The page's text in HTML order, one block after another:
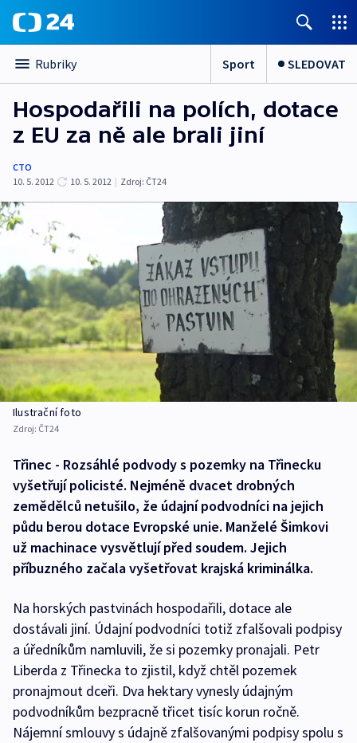
Rubriky Sport SLEDOVAT
Hospodařili na polích, dotace
z EU za ně ale brali jiní
CTO
10. 5. 2012
10. 5. 2012 | Zdroj: ČT24
Ilustrační foto
Zdroj: ČT24
Třinec - Rozsáhlé podvody s pozemky na Třinecku
vyšetřují policisté. Nejméně dvacet drobných
zemědělců netušilo, že údajní podvodníci na jejich
půdu berou dotace Evropské unie. Manželé Šimkovi
už machinace vysvětlují před soudem. Jejich
příbuzného začala vyšetřovat krajská kriminálka.
Na horských pastvinách hospodařili, dotace ale
dostávali jiní. Údajní podvodníci totiž zfalšovali podpisy
a úředníkům namluvili, že si pozemky pronajali. Petr
Liberda z Třinecka to zjistil, když chtěl pozemek
pronajmout dceři. Dva hektary vynesly údajným
podvodníkům bezpracně třicet tisíc korun ročně.
Nájemní smlouvy s údajně zfalšovanými podpisy spolu s